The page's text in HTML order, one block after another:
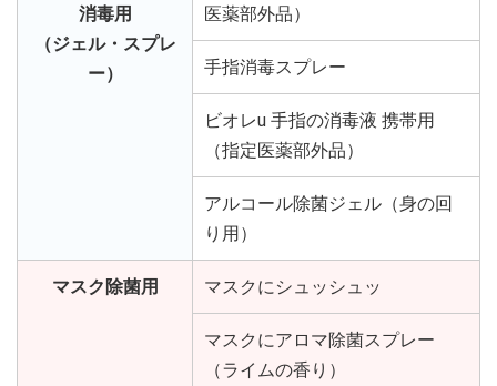
消毒用
（ジェル・スプレ
ー）
医薬部外品）
手指消毒スプレー
ビオレu 手指の消毒液 携帯用
（指定医薬部外品）
アルコール除菌ジェル（身の回
り用）
マスク除菌用 マスクにシュッシュッ
マスクにアロマ除菌スプレー
（ライムの香り）